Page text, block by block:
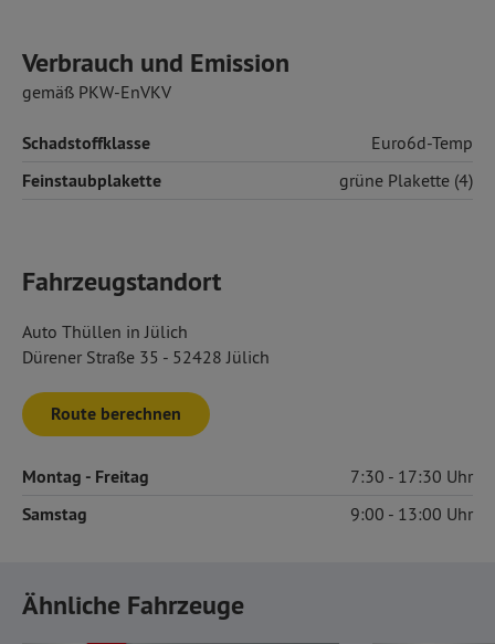
Verbrauch und Emission
gemäß PKW-EnVKV
Schadstoffklasse Euro6d-Temp
Feinstaubplakette grüne Plakette (4)
Fahrzeugstandort
Auto Thüllen in Jülich
Dürener Straße 35 - 52428 Jülich
Route berechnen
Montag - Freitag 7:30 17:30
Samstag 9:00 13:00
Ähnliche Fahrzeuge